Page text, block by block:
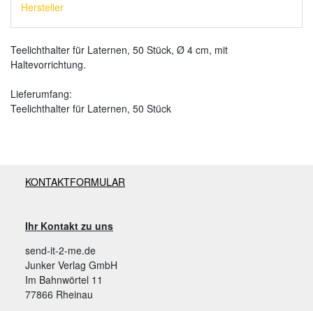
Hersteller
Teelichthalter für Laternen, 50 Stück, Ø 4 cm, mit
Haltevorrichtung.
Lieferumfang:
Teelichthalter für Laternen, 50 Stück
KONTAKTFORMULAR
Ihr Kontakt zu uns
send-it-2-me.de
Junker Verlag GmbH
Im Bahnwörtel 11
77866 Rheinau